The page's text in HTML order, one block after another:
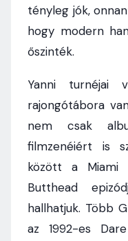
tényleg jók,
hogy modern
őszinték.
Yanni turnéjai
rajongótábora
nem csak
filmzenéiért is
között a Miami
Butthead
hallhatjuk. Több
az 1992-es